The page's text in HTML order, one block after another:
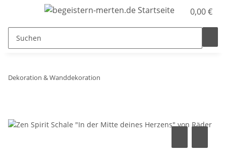
0,00 €
Dekoration & Wanddekoration